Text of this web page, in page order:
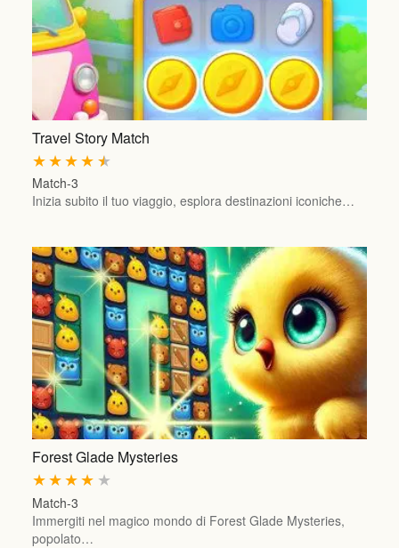
Travel Story Match
★
★
★
★
★
Match-3
Inizia subito il tuo viaggio, esplora destinazioni iconiche…
Forest Glade Mysteries
★
★
★
★
★
Match-3
Immergiti nel magico mondo di Forest Glade Mysteries,
popolato…